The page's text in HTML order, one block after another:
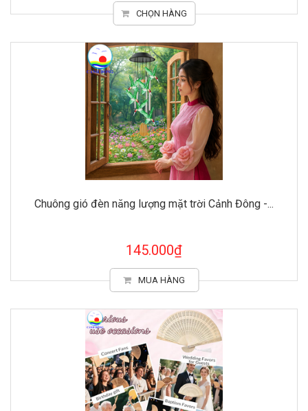
CHỌN HÀNG
Chuông gió đèn năng lượng mặt trời Cảnh Đông -...
145.000₫
MUA HÀNG